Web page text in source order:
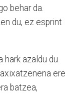
behar da.
du, ez esprint
hark azaldu du
ere
batzea,